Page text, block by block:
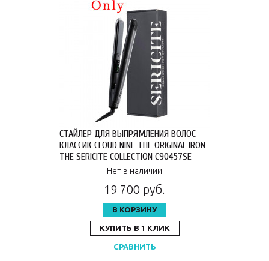
СТАЙЛЕР ДЛЯ ВЫПРЯМЛЕНИЯ ВОЛОС
КЛАССИК CLOUD NINE THE ORIGINAL IRON
THE SERICITE COLLECTION C90457SE
Нет в наличии
19 700 руб.
В КОРЗИНУ
КУПИТЬ В 1 КЛИК
СРАВНИТЬ